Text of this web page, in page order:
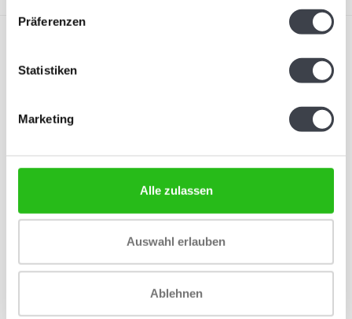
Präferenzen
Statistiken
Marketing
Alle zulassen
Auswahl erlauben
Ablehnen
Rabatt von 10 %